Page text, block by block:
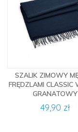
SZALIK ZIMOWY
FRĘDZLAMI CLASSIC
GRANATOWY
49,90 zł